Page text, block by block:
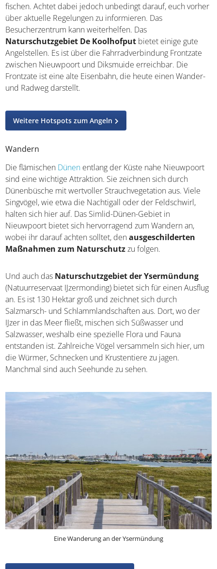
Rund um Nieuwpoort können Angelfreunde wunderbar
fischen. Achtet dabei jedoch unbedingt darauf, euch
vorher über aktuelle Regelungen zu informieren. Das
Besucherzentrum kann weiterhelfen. Das
Naturschutzgebiet De Koolhofputbietet einige gute
Angelstellen. Es ist über die Fahrradverbindung Frontzate
zwischen Nieuwpoort und Diksmuide erreichbar. Die
Frontzate ist eine alte Eisenbahn, die heute einen
Wandern
Die flämischenDünenentlang der Küste nahe
Nieuwpoort sind eine wichtige Attraktion. Sie zeichnen
sich durch Dünenbüsche mit wertvoller Strauchvegetation
aus. Viele Singvögel, wie etwa die Nachtigall oder der
Feldschwirl, halten sich hier auf. Das Simlid-Dünen-
Gebiet in Nieuwpoort bietet sich hervorragend zum
Wandern an, wobei ihr darauf achten solltet, den
folgen.
Und auch das Naturschutzgebiet der Ysermündung
(Natuurreservaat IJzermonding) bietet sich für einen
Ausflug an. Es ist 130 Hektar groß und zeichnet sich durch
Salzmarsch- und Schlammlandschaften aus. Dort, wo der
IJzer in das Meer fließt, mischen sich Süßwasser und
Salzwasser, weshalb eine spezielle Flora und Fauna
entstanden ist. Zahlreiche Vögel versammeln sich hier,
Manchmal sind auch Seehunde zu sehen.
Eine Wanderung an der Ysermündung